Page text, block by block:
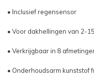
• Inclusief regensensor
• Voor dakhellingen van 2-
• Verkrijgbaar in 8
• Onderhoudsarm kunststof